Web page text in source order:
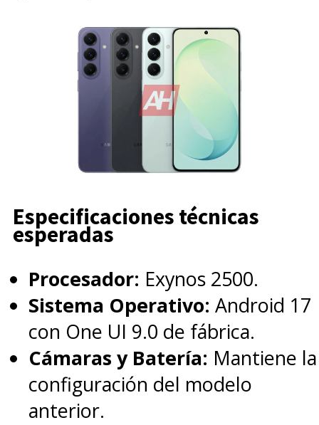
Especificaciones técnicas
esperadas
Procesador: Exynos 2500.
Sistema Operativo: Android 17
con One UI 9.0 de fábrica.
Cámaras y Batería: Mantiene la
configuración del modelo
anterior.